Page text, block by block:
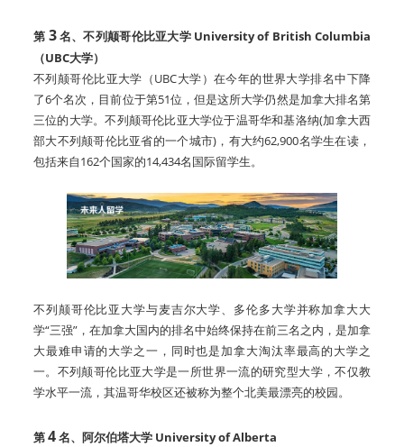
第 3名、不列颠哥伦比亚大学 University of British Columbia
（UBC大学）
不列颠哥伦比亚大学（UBC大学）在今年的世界大学排名中下降
了6个名次，目前位于第51位，但是这所大学仍然是加拿大排名第
三位的大学。不列颠哥伦比亚大学位于温哥华和基洛纳(加拿大西
部大不列颠哥伦比亚省的一个城市)，有大约62,900名学生在读，
包括来自162个国家的14,434名国际留学生。
不列颠哥伦比亚大学与麦吉尔大学、多伦多大学并称加拿大大
学“三强”，在加拿大国内的排名中始终保持在前三名之内，是加拿
大最难申请的大学之一，同时也是加拿大淘汰率最高的大学之
一。不列颠哥伦比亚大学是一所世界一流的研究型大学，不仅教
学水平一流，其温哥华校区还被称为整个北美最漂亮的校园。
第4名、阿尔伯塔大学 University of Alberta